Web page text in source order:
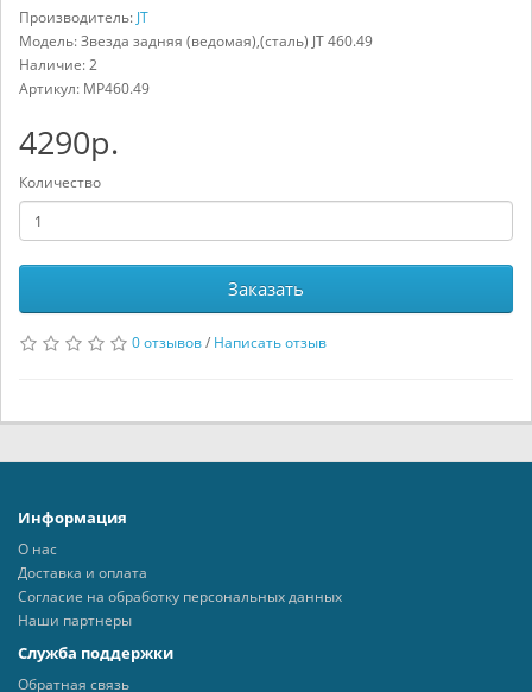
Производитель: JT
Модель: Звезда задняя (ведомая),(сталь) JT 460.49
Наличие: 2
Артикул: MP460.49
4290р.
Количество
Заказать
0 отзывов/ Написать отзыв
Информация
О нас
Доставка и оплата
Согласие на обработку персональных данных
Наши партнеры
Служба поддержки
Обратная связь